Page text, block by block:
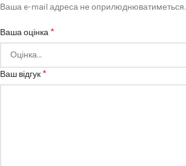
Ваша e-mail адреса не оприлюднюватиметься.
Ваша оцінка *
Ваш відгук *